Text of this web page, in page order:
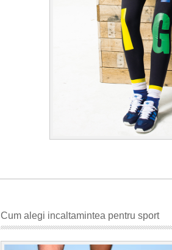
Cum alegi incaltamintea pentru sport